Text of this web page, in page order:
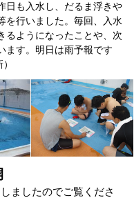
日も入水し、だるま浮きや
を行いました。毎回、入水
るようになったことや、次
ます。明日は雨予報です
ましたのでご覧くださ